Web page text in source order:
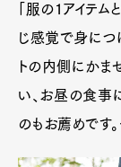
「服の1アイテム
じ感覚で身につ
トの内側にかま
い、お昼の食事
のもお薦めです